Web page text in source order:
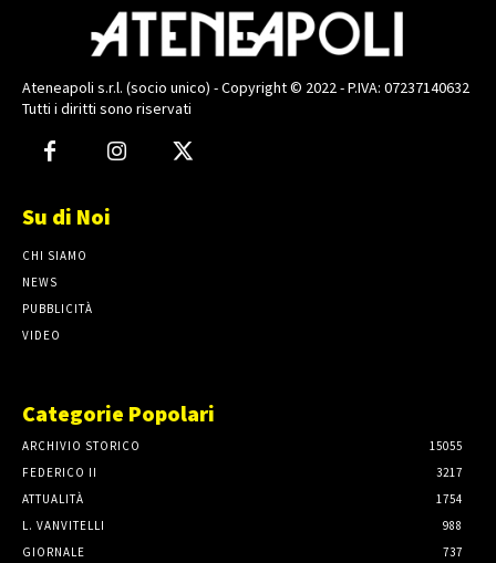
Ateneapoli s.r.l. (socio unico) - Copyright © 2022 - P.IVA: 07237140632
Tutti i diritti sono riservati
Su di Noi
CHI SIAMO
NEWS
PUBBLICITÀ
VIDEO
Categorie Popolari
ARCHIVIO STORICO
15055
FEDERICO II
3217
ATTUALITÀ
1754
L. VANVITELLI
988
GIORNALE
737